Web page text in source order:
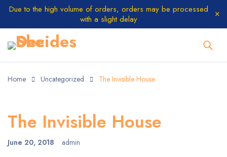
Due to the high volume of orders, orders may be processed
with a slight delay
Home Uncategorized The Invisible House
The Invisible House
June 20, 2018 admin